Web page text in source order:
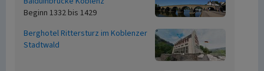
Beginn 1332 bis 1429
Berghotel Rittersturz im Koblenzer
Stadtwald